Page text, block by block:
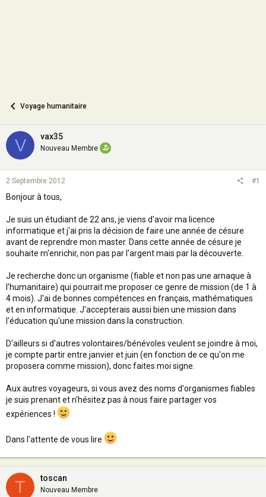
Voyage humanitaire
V vax35
Nouveau Membre
2 Septembre 2012 #1
Bonjour à tous,
Je suis un étudiant de 22 ans, je viens d'avoir ma licence
informatique et j'ai pris la décision de faire une année de césure
avant de reprendre mon master. Dans cette année de césure je
souhaite m'enrichir, non pas par l'argent mais par la découverte.
Je recherche donc un organisme (fiable et non pas une arnaque à
l'humanitaire) qui pourrait me proposer ce genre de mission (de 1 à
4 mois). J'ai de bonnes compétences en français, mathématiques
et en informatique. J'accepterais aussi bien une mission dans
l'éducation qu'une mission dans la construction.
D'ailleurs si d'autres volontaires/bénévoles veulent se joindre à moi,
je compte partir entre janvier et juin (en fonction de ce qu'on me
proposera comme mission), donc faites moi signe.
Aux autres voyageurs, si vous avez des noms d'organismes fiables
je suis prenant et n'hésitez pas à nous faire partager vos
expériences !
Dans l'attente de vous lire
T toscan
Nouveau Membre